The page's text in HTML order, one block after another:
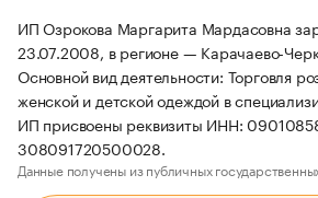
ИП Озрокова Маргарита Мардасовна
23.07.2008, в регионе — Карачаево-
Основной вид деятельности: Торговля
женской и детской одеждой в
ИП присвоены реквизиты ИНН:
308091720500028.
Данные получены из публичных